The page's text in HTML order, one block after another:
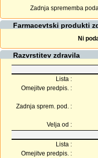
Zadnja sprememba
Farmacevtski produkti
Ni
Razvrstitev zdravila
Lista :
Omejitve predpis. :
Zadnja sprem. pod. :
Velja od :
Lista :
Omejitve predpis. :